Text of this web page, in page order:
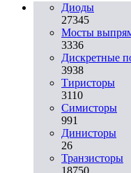
Диоды
27345
Мосты
3336
Дискретные
3938
Тиристоры
3110
Симисторы
991
Динисторы
26
Транзисторы
18750